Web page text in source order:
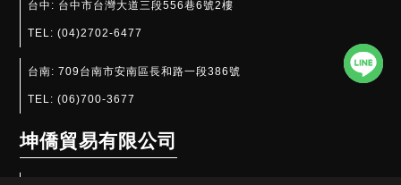
台中: 台中市台灣大道三段556巷6號2樓
TEL:(04)2702-6477
台南:709台南市安南區長和路一段386號
TEL:(06)700-3677
坤僑貿易有限公司